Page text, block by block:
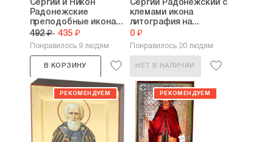
Сергий и Никон
Радонежские
преподобные икона...
492 ₽ 435 ₽
Понравилось 9 людям
В КОРЗИНУ
Сергий Радонежский с
клемами икона
литография на...
0 ₽
Понравилось 20 людям
НЕТ В НАЛИЧИИ